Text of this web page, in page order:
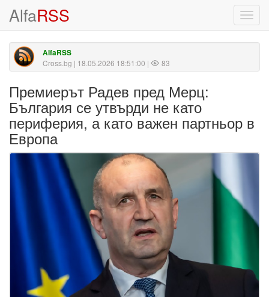
AlfaRSS
AlfaRSS
Cross.bg | 18.05.2026 18:51:00 | 83
Премиерът Радев пред Мерц:
България се утвърди не като
периферия, а като важен партньор в
Европа